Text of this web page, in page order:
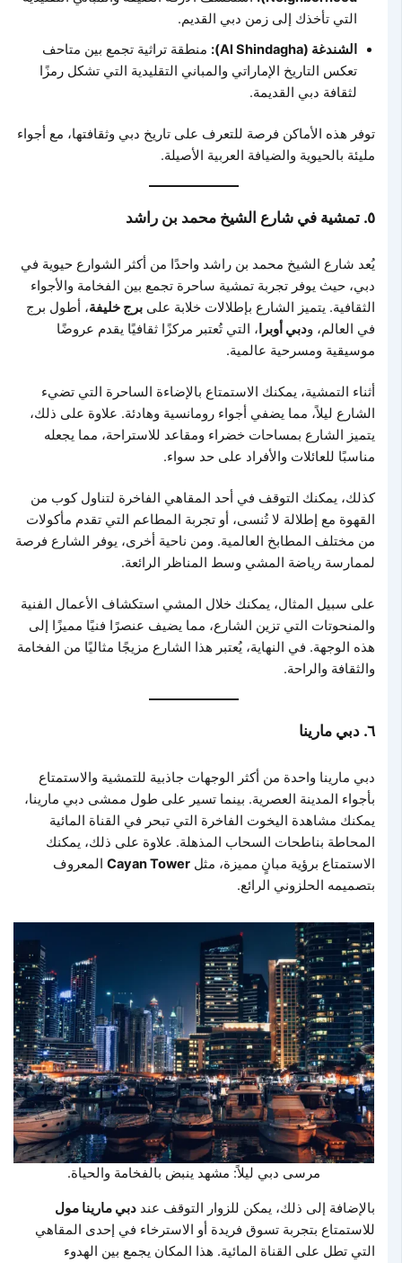
التي تأخذك إلى زمن دبي القديم.
الشندغة (Al Shindagha):
منطقة تراثية تجمع بين متاحف
تعكس التاريخ الإماراتي والمباني التقليدية التي تشكل رمزًا
لثقافة دبي القديمة.
توفر هذه الأماكن فرصة للتعرف على تاريخ دبي وثقافتها، مع أجواء
مليئة بالحيوية والضيافة العربية الأصيلة.
٥. تمشية في شارع الشيخ محمد بن راشد
يُعد شارع الشيخ محمد بن راشد واحدًا من أكثر الشوارع حيوية في
دبي، حيث يوفر تجربة تمشية ساحرة تجمع بين الفخامة والأجواء
الثقافية. يتميز الشارع بإطلالات خلابة علىبرج خليفة، أطول برج
في العالم، و دبي أوبرا ، التي تُعتبر مركزًا ثقافيًا يقدم عروضًا
موسيقية ومسرحية عالمية.
أثناء التمشية، يمكنك الاستمتاع بالإضاءة الساحرة التي تضيء
الشارع ليلاً، مما يضفي أجواء رومانسية وهادئة. علاوة على ذلك،
يتميز الشارع بمساحات خضراء ومقاعد للاستراحة، مما يجعله
مناسبًا للعائلات والأفراد على حد سواء.
كذلك، يمكنك التوقف في أحد المقاهي الفاخرة لتناول كوب من
القهوة مع إطلالة لا تُنسى، أو تجربة المطاعم التي تقدم مأكولات
من مختلف المطابخ العالمية. ومن ناحية أخرى، يوفر الشارع فرصة
لممارسة رياضة المشي وسط المناظر الرائعة.
على سبيل المثال، يمكنك خلال المشي استكشاف الأعمال الفنية
والمنحوتات التي تزين الشارع، مما يضيف عنصرًا فنيًا مميزًا إلى
هذه الوجهة. في النهاية، يُعتبر هذا الشارع مزيجًا مثاليًا من الفخامة
والثقافة والراحة.
٦. دبي مارينا
دبي مارينا واحدة من أكثر الوجهات جاذبية للتمشية والاستمتاع
بأجواء المدينة العصرية. بينما تسير على طول ممشى دبي مارينا،
يمكنك مشاهدة اليخوت الفاخرة التي تبحر في القناة المائية
المحاطة بناطحات السحاب المذهلة. علاوة على ذلك، يمكنك
الاستمتاع برؤية مبانٍ مميزة، مثلCayan Towerالمعروف
بتصميمه الحلزوني الرائع.
مرسى دبي ليلاً: مشهد ينبض بالفخامة والحياة.
بالإضافة إلى ذلك، يمكن للزوار التوقف عنددبي مارينا مول
للاستمتاع بتجربة تسوق فريدة أو الاسترخاء في إحدى المقاهي
التي تطل على القناة المائية. هذا المكان يجمع بين الهدوء